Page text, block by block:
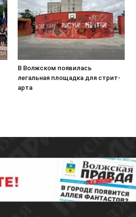
В Волжском появилась
легальная площадка для стрит-
арта